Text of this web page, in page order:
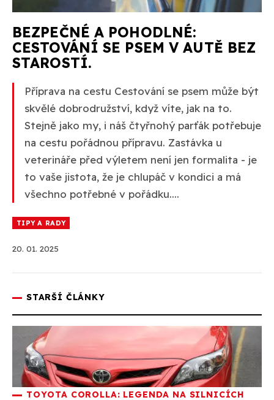
BEZPEČNÉ A POHODLNÉ:
CESTOVÁNÍ SE PSEM V AUTĚ BEZ
STAROSTÍ.
Příprava na cestu Cestování se psem může být
skvělé dobrodružství, když víte, jak na to.
Stejně jako my, i náš čtyřnohý parťák potřebuje
na cestu pořádnou přípravu. Zastávka u
veterináře před výletem není jen formalita - je
to vaše jistota, že je chlupáč v kondici a má
všechno potřebné v pořádku....
TIPY A RADY
20. 01. 2025
STARŠÍ ČLÁNKY
TOYOTA COROLLA: LEGENDA NA SILNICÍCH